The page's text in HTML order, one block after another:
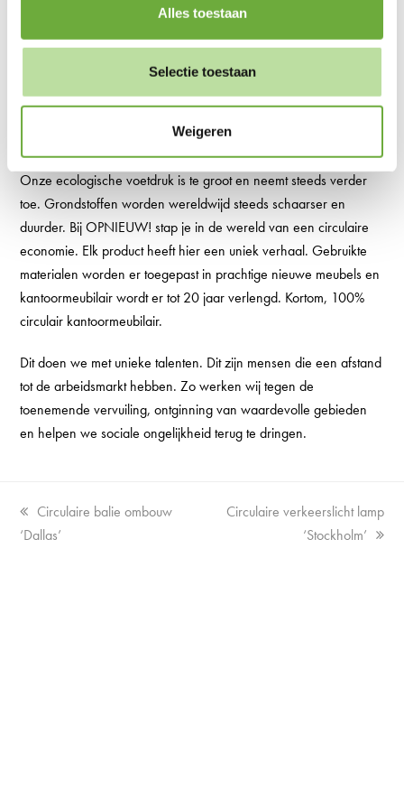
Alles toestaan
Selectie toestaan
Weigeren
Onze ecologische voetdruk is te groot en neemt steeds verder
toe. Grondstoffen worden wereldwijd steeds schaarser en
duurder. Bij OPNIEUW! stap je in de wereld van een circulaire
economie. Elk product heeft hier een uniek verhaal. Gebruikte
materialen worden er toegepast in prachtige nieuwe meubels en
kantoormeubilair wordt er tot 20 jaar verlengd. Kortom, 100%
circulair kantoormeubilair.
Dit doen we met unieke talenten. Dit zijn mensen die een afstand
tot de arbeidsmarkt hebben. Zo werken wij tegen de
toenemende vervuiling, ontginning van waardevolle gebieden
en helpen we sociale ongelijkheid terug te dringen.
Vorige
tab:
Circulaire balie ombouw
‘Dallas’
next
Circulaire verkeerslicht lamp
‘Stockholm’